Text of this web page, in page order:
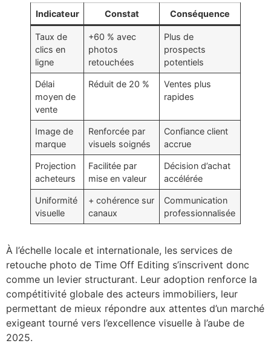
Indicateur Constat Conséquence
Taux de
clics en
ligne
+60 % avec
photos
retouchées
Plus de
prospects
potentiels
Délai
moyen de
vente
Réduit de 20 %
Ventes plus
rapides
Image de
marque
Renforcée par
visuels soignés
Confiance client
accrue
Projection
acheteurs
Facilitée par
mise en valeur
Décision d’achat
accélérée
Uniformité
visuelle
+ cohérence sur
canaux
Communication
professionnalisée
À l’échelle locale et internationale, les services de
retouche photo de Time Off Editing s’inscrivent donc
comme un levier structurant. Leur adoption renforce la
compétitivité globale des acteurs immobiliers, leur
permettant de mieux répondre aux attentes d’un marché
exigeant tourné vers l’excellence visuelle à l’aube de
2025.